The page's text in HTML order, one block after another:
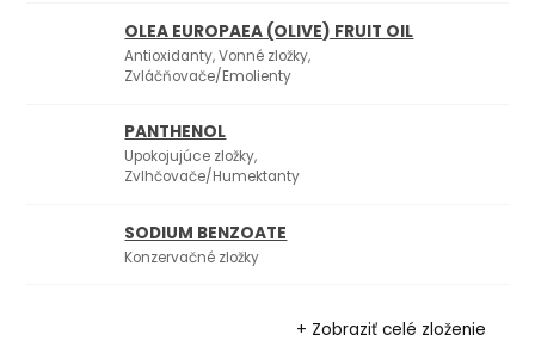
OLEA EUROPAEA (OLIVE) FRUIT OIL
Antioxidanty, Vonné zložky,
Zvláčňovače/Emolienty
PANTHENOL
Upokojujúce zložky,
Zvlhčovače/Humektanty
SODIUM BENZOATE
Konzervačné zložky
+ Zobraziť celé zloženie